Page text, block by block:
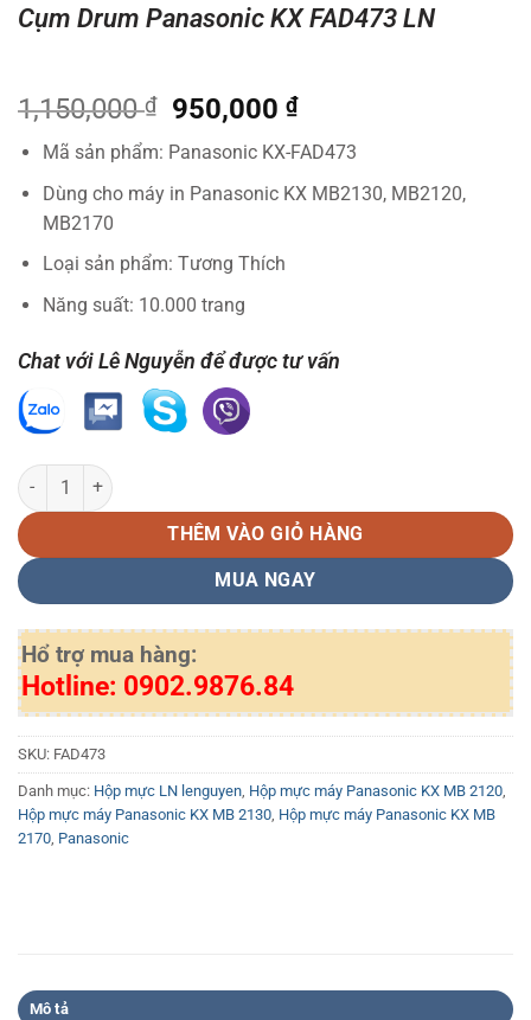
Cụm Drum Panasonic KX FAD473 LN
1,150,000₫
Giá
gốc
là:
1,150,000 ₫.
950,000₫Giá
hiện
tại
là:
Mã sản phẩm: Panasonic KX-FAD473
Dùng cho máy in Panasonic KX MB2130, MB2120,
MB2170
Loại sản phẩm: Tương Thích
Năng suất: 10.000 trang
Chat với Lê Nguyễn để được tư vấn
Cụm Drum Panasonic KX FAD473 LN số lượng
THÊM VÀO GIỎ HÀNG
MUA NGAY
Hổ trợ mua hàng:
Hotline: 0902.9876.84
SKU: FAD473
Danh mục: Hộp mực LN lenguyen Hộp mực máy Panasonic KX MB 2120
Hộp mực máy Panasonic KX MB 2130 Hộp mực máy Panasonic KX MB
2170 Panasonic
Mô tả